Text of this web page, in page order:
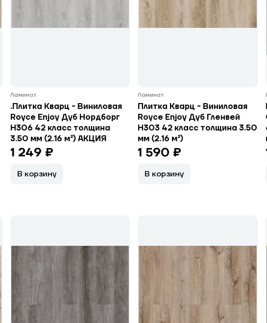
Ламинат
.Плитка Кварц - Виниловая
Royce Enjoy Дуб Нордборг
H306 42 класс толщина
3.50 мм (2.16 м²) АКЦИЯ
1 249 ₽
В корзину
Ламинат
Плитка Кварц - Виниловая
Royce Enjoy Дуб Гленвей
H303 42 класс толщина 3.50
мм (2.16 м²)
1 590 ₽
В корзину